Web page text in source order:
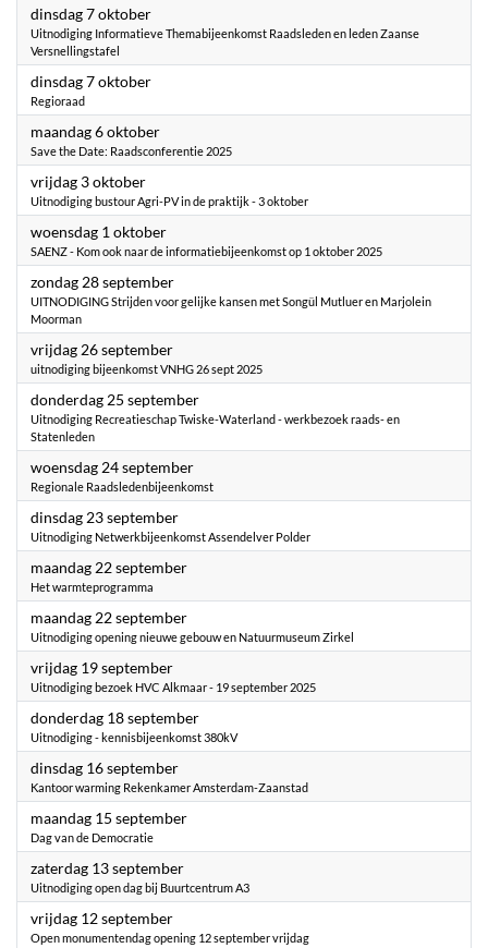
dinsdag 7 oktober2025
Uitnodiging Informatieve Themabijeenkomst Raadsleden en leden Zaanse
Versnellingstafel
dinsdag 7 oktober2025
Regioraad
maandag 6 oktober2025
Save the Date: Raadsconferentie 2025
vrijdag 3 oktober2025
Uitnodiging bustour Agri-PV in de praktijk - 3 oktober
woensdag 1 oktober2025
SAENZ - Kom ook naar de informatiebijeenkomst op 1 oktober 2025
zondag 28 september2025
UITNODIGING Strijden voor gelijke kansen met Songül Mutluer en Marjolein
Moorman
vrijdag 26 september2025
uitnodiging bijeenkomst VNHG 26 sept 2025
donderdag 25 september2025
Uitnodiging Recreatieschap Twiske-Waterland - werkbezoek raads- en
Statenleden
woensdag 24 september2025
Regionale Raadsledenbijeenkomst
dinsdag 23 september2025
Uitnodiging Netwerkbijeenkomst Assendelver Polder
maandag 22 september2025
Het warmteprogramma
maandag 22 september2025
Uitnodiging opening nieuwe gebouw en Natuurmuseum Zirkel
vrijdag 19 september2025
Uitnodiging bezoek HVC Alkmaar - 19 september 2025
donderdag 18 september2025
Uitnodiging - kennisbijeenkomst 380kV
dinsdag 16 september2025
Kantoor warming Rekenkamer Amsterdam-Zaanstad
maandag 15 september2025
Dag van de Democratie
zaterdag 13 september2025
Uitnodiging open dag bij Buurtcentrum A3
vrijdag 12 september2025
Open monumentendag opening 12 september vrijdag